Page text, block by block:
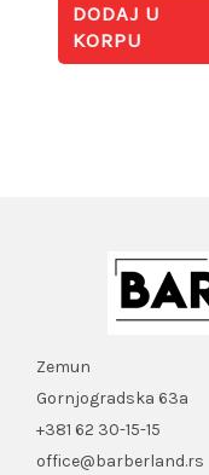
DODAJ U
KORPU
Zemun
Gornjogradska 63a
+381 62 30-15-15
office@barberland.rs